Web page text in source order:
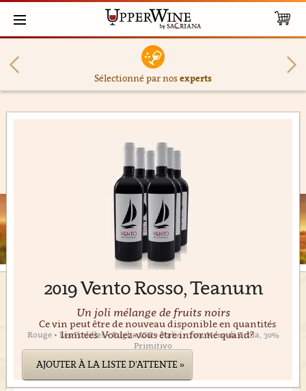
Sélectionné par nosexperts
2019 Vento Rosso, Teanum
Un joli mélange de fruits noirs
Rouge • Les Pouilles • Puglia IGP • Italie • 70% Nero di Troia, 30%
Primitivo
Ce vin peut être de nouveau disponible en quantités
limitées. Voulez-vous être informé quand?
AJOUTER À LA LISTE D'ATTENTE »